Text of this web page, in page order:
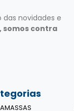
novidades e
somos contra